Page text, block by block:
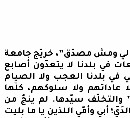
ومش مصدّق”، خريّج جامعة
في بلدنا لا يتعدّون أصابع
في بلدنا العجب ولا الصيام
عاداتهم ولا سلوكهم، كلّها
والتخلّف سيّدها. لم ينجُ من
أبي وأمّي اللذين يا ما بليت